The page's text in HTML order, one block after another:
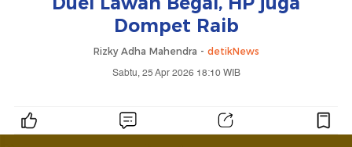
Dompet Raib
Rizky Adha Mahendra - detikNews
Sabtu, 25 Apr 2026 18:10 WIB